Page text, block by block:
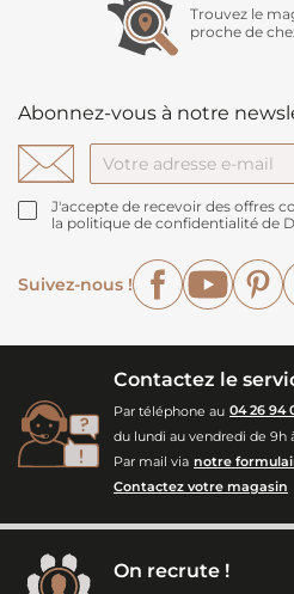
Trouvez le
proche de
Abonnez-vous à notre
J'accepte de recevoir des offres
la politique de confidentialité de
Suivez-nous !
Facebook
Contactez le
Par téléphone au 04 26 94
du lundi au vendredi de 9h
Par mail via notre
Contactez votre magasin
On recrute !